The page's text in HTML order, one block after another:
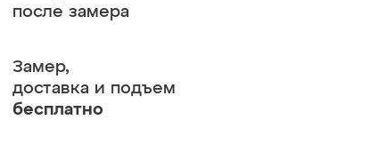
после замера
Замер,
доставка и подъем
бесплатно